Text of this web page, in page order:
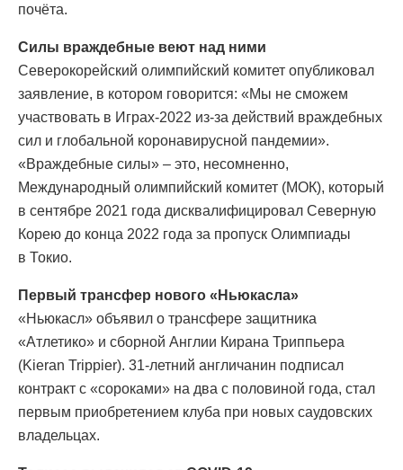
почёта.
Силы враждебные веют над ними
Северокорейский олимпийский комитет опубликовал
заявление, в котором говорится: «Мы не сможем
участвовать в Играх-2022 из-за действий враждебных
сил и глобальной коронавирусной пандемии».
«Враждебные силы» – это, несомненно,
Международный олимпийский комитет (МОК), который
в сентябре 2021 года дисквалифицировал Северную
Корею до конца 2022 года за пропуск Олимпиады
в Токио.
Первый трансфер нового «Ньюкасла»
«Ньюкасл» объявил о трансфере защитника
«Атлетико» и сборной Англии Кирана Триппьера
(Kieran Trippier). 31-летний англичанин подписал
контракт с «сороками» на два с половиной года, стал
первым приобретением клуба при новых саудовских
владельцах.